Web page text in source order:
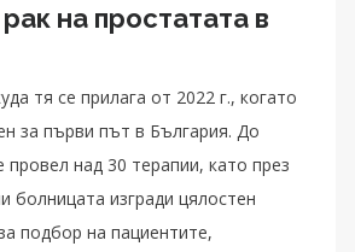
на простатата в
тя се прилага от 2022 г., когато
за първи път в България. До
над 30 терапии, като през
болницата изгради цялостен
подбор на пациентите,